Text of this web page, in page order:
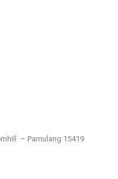
– Pamulang 15419